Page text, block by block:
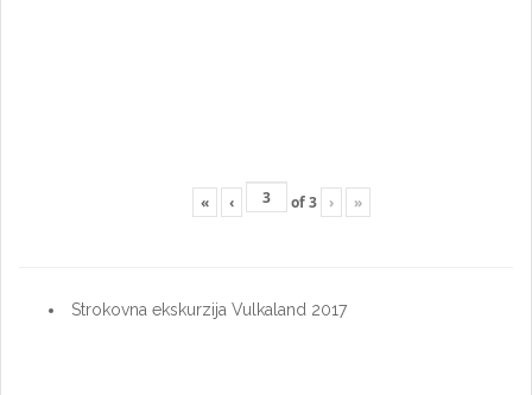
« ‹ of3 › »
Strokovna ekskurzija Vulkaland 2017